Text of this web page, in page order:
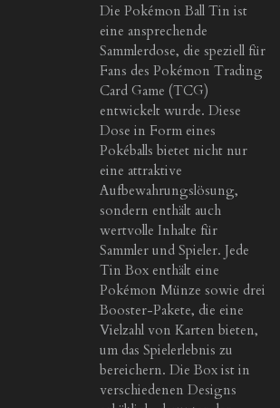
Die Pokémon Ball Tin ist
eine ansprechende
Sammlerdose, die speziell für
Fans des Pokémon Trading
Card Game (TCG)
entwickelt wurde. Diese
Dose in Form eines
Pokéballs bietet nicht nur
eine attraktive
Aufbewahrungslösung,
sondern enthält auch
wertvolle Inhalte für
Sammler und Spieler. Jede
Tin Box enthält eine
Pokémon Münze sowie drei
Booster-Pakete, die eine
Vielzahl von Karten bieten,
um das Spielerlebnis zu
bereichern. Die Box ist in
verschiedenen Designs